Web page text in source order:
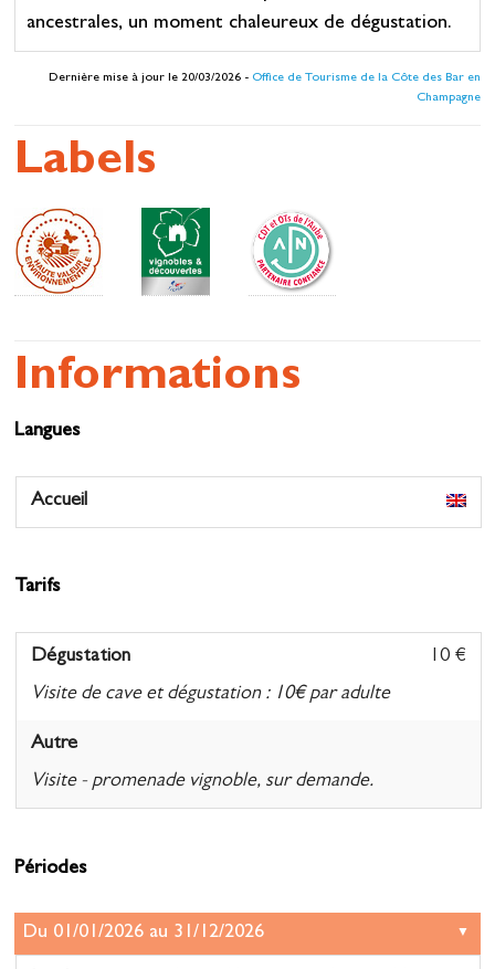
ancestrales, un moment chaleureux de dégustation.
Dernière mise à jour le 20/03/2026 - Office de Tourisme de la Côte des Bar en
Champagne
Labels
Informations
Langues
Accueil
Tarifs
Dégustation
10 €
Visite de cave et dégustation : 10€ par adulte
Autre
Visite - promenade vignoble, sur demande.
Périodes